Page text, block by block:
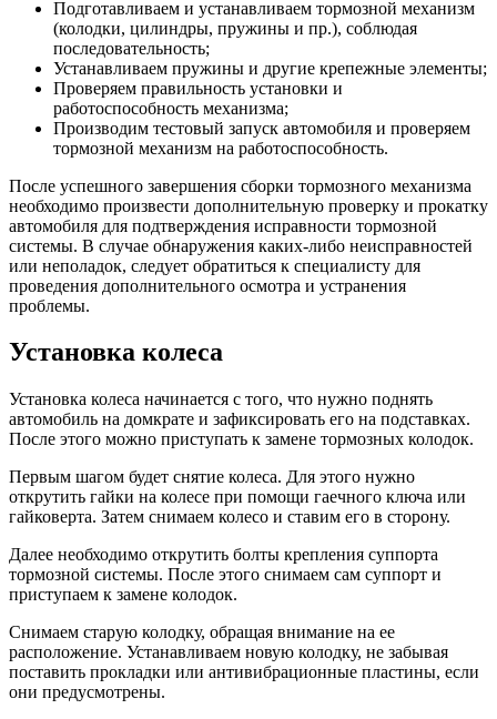
Подготавливаем и устанавливаем тормозной механизм
(колодки, цилиндры, пружины и пр.), соблюдая
последовательность;
Устанавливаем пружины и другие крепежные элементы;
Проверяем правильность установки и
работоспособность механизма;
Производим тестовый запуск автомобиля и проверяем
тормозной механизм на работоспособность.
После успешного завершения сборки тормозного механизма
необходимо произвести дополнительную проверку и прокатку
автомобиля для подтверждения исправности тормозной
системы. В случае обнаружения каких-либо неисправностей
или неполадок, следует обратиться к специалисту для
проведения дополнительного осмотра и устранения
проблемы.
Установка колеса
Установка колеса начинается с того, что нужно поднять
автомобиль на домкрате и зафиксировать его на подставках.
После этого можно приступать к замене тормозных колодок.
Первым шагом будет снятие колеса. Для этого нужно
открутить гайки на колесе при помощи гаечного ключа или
гайковерта. Затем снимаем колесо и ставим его в сторону.
Далее необходимо открутить болты крепления суппорта
тормозной системы. После этого снимаем сам суппорт и
приступаем к замене колодок.
Снимаем старую колодку, обращая внимание на ее
расположение. Устанавливаем новую колодку, не забывая
поставить прокладки или антивибрационные пластины, если
они предусмотрены.